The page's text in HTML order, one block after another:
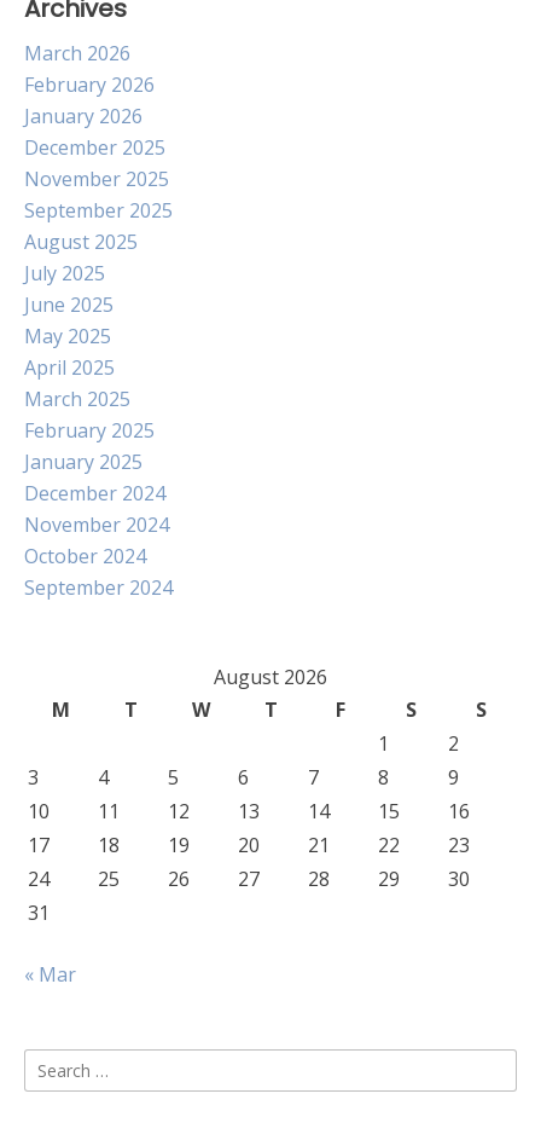
Archives
March 2026
February 2026
January 2026
December 2025
November 2025
September 2025
August 2025
July 2025
June 2025
May 2025
April 2025
March 2025
February 2025
January 2025
December 2024
November 2024
October 2024
September 2024
August 2026
M
T W T F S
S
1
2
3
4 5 6 7 8
9
10
11 12 13 14 15
16
17
18 19 20 21 22
23
24
25 26 27 28 29
30
31
« Mar
Search
for: